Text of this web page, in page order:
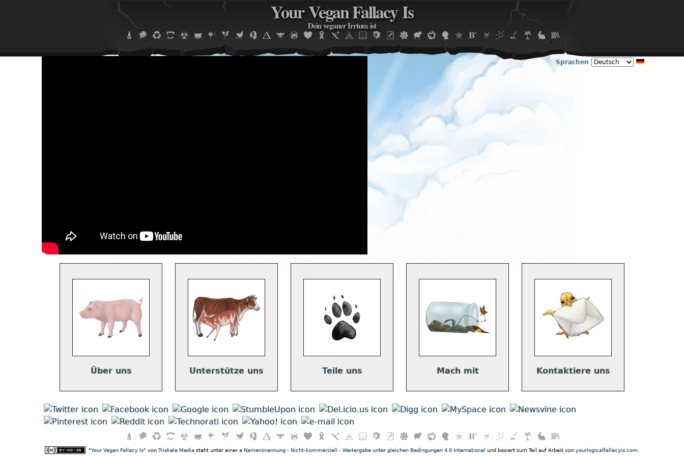
Jump to navigation
Sprachen
Your Vegan Fallacy Is
Dein veganer Irrtum ist
Über uns Unterstütze uns Teile uns Mach mit Kontaktiere uns
"Your Vegan Fallacy Is" von Triskele Media steht unter einer a Namensnennung - Nicht-kommerziell - Weitergabe unter gleichen Bedingungen 4.0 International und basiert zum Teil auf Arbeit von yourlogicalfallacyis.com